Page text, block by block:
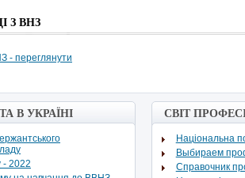
З ВНЗ
- переглянути
В УКРАЇНІ
- 2022
СВІТ
Національна
Выбираем
Cправочник